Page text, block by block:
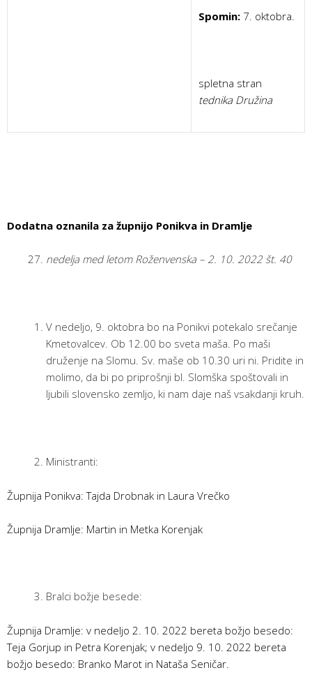
Spomin: 7. oktobra.
spletna stran
tednika Družina
Dodatna oznanila za župnijo Ponikva in Dramlje
nedelja med letom Roženvenska – 2. 10. 2022 št. 40
V nedeljo, 9. oktobra bo na Ponikvi potekalo srečanje
Kmetovalcev. Ob 12.00 bo sveta maša. Po maši
druženje na Slomu. Sv. maše ob 10.30 uri ni. Pridite in
molimo, da bi po priprošnji bl. Slomška spoštovali in
ljubili slovensko zemljo, ki nam daje naš vsakdanji kruh.
Ministranti:
Župnija Ponikva: Tajda Drobnak in Laura Vrečko
Župnija Dramlje: Martin in Metka Korenjak
Bralci božje besede:
Župnija Dramlje: v nedeljo 2. 10. 2022 bereta božjo besedo:
Teja Gorjup in Petra Korenjak; v nedeljo 9. 10. 2022 bereta
božjo besedo: Branko Marot in Nataša Seničar.